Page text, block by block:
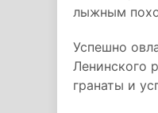
лыжным
Успешно
Ленинского
гранаты и